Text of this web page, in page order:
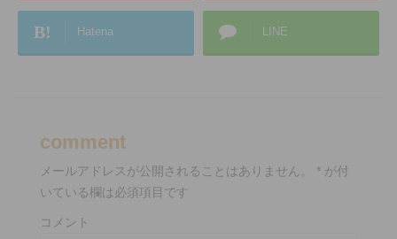
B! Hatena LINE
comment
メールアドレスが公開されることはありません。 * が付
いている欄は必須項目です
コメント